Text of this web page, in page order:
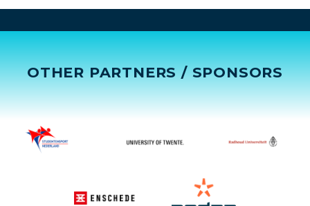
OTHER PARTNERS / SPONSORS